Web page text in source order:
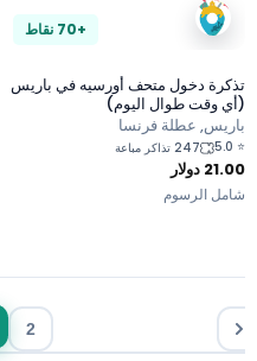
دخول متحف أورسيه في باريس
وقت طوال اليوم)
عطلة فرنسا
247 تذاكر مباعة
دولار
الرسوم